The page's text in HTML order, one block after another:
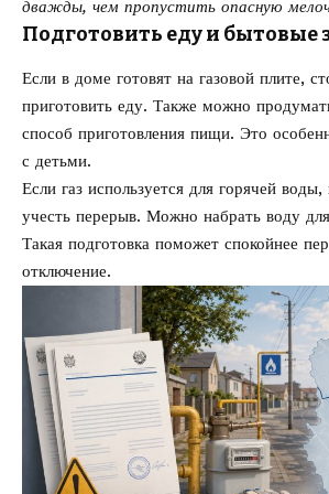
дважды, чем пропустить опасную
Подготовить еду и бытовые
Если в доме готовят на газовой плите,
приготовить еду. Также можно
способ приготовления пищи. Это
с детьми.
Если газ используется для горячей
учесть перерыв. Можно набрать воду
Такая подготовка поможет спокойнее
отключение.